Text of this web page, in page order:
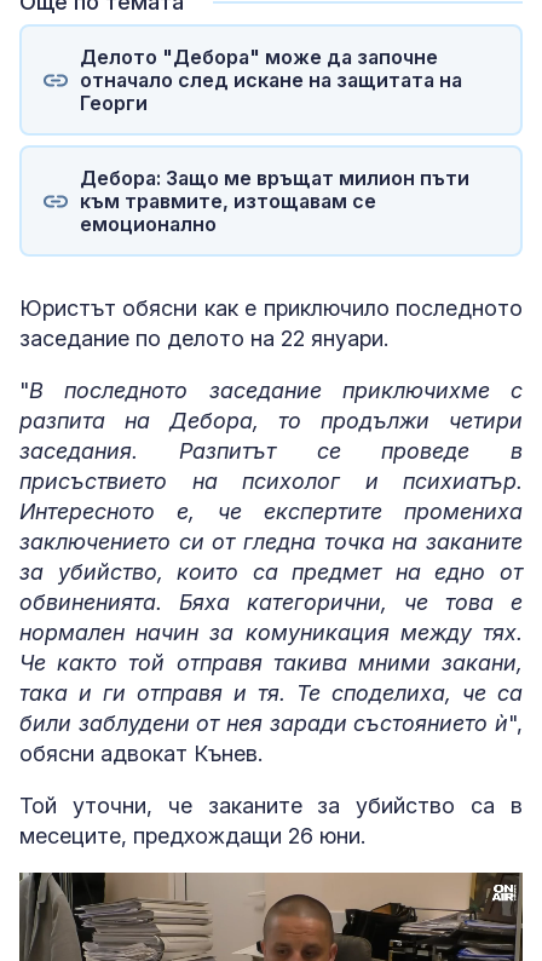
Делото "Дебора" може да започне
отначало след искане на защитата на
Георги
Дебора: Защо ме връщат милион пъти
към травмите, изтощавам се
емоционално
Юристът обясни как е приключило последното
заседание по делото на 22 януари.
"В последното заседание приключихме с
разпита на Дебора, то продължи четири
заседания. Разпитът се проведе в
присъствието на психолог и психиатър.
Интересното е, че експертите промениха
заключението си от гледна точка на заканите
за убийство, които са предмет на едно от
обвиненията. Бяха категорични, че това е
нормален начин за комуникация между тях.
Че както той отправя такива мними закани,
така и ги отправя и тя. Те споделиха, че са
били заблудени от нея заради състоянието ѝ",
обясни адвокат Кънев.
Той уточни, че заканите за убийство са в
месеците, предхождащи 26 юни.